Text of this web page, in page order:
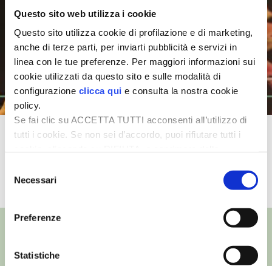
Questo sito web utilizza i cookie
Questo sito utilizza cookie di profilazione e di marketing,
anche di terze parti, per inviarti pubblicità e servizi in
linea con le tue preferenze. Per maggiori informazioni sui
cookie utilizzati da questo sito e sulle modalità di
configurazione clicca qui e consulta la nostra cookie
policy.
Se fai clic su ACCETTA TUTTI acconsenti all’utilizzo di
tutti i cookie. Se non sei d’accordo, puoi rifiutare tutti i
desideri accettare e cliccando ACCETTA SELEZIONATI.
delNecessari
Preferenze
Statistiche
I PARTNER DI VITA IN CAMPAGNA
RASIKAL
BIOGENTS
L’apicoltura familiare secondo
Alessandro Pistoia
TUTTI I VIDEO